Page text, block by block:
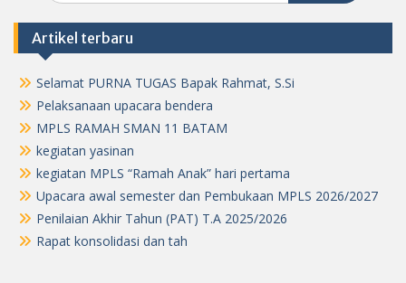
Artikel terbaru
Selamat PURNA TUGAS Bapak Rahmat, S.Si
Pelaksanaan upacara bendera
MPLS RAMAH SMAN 11 BATAM
kegiatan yasinan
kegiatan MPLS “Ramah Anak” hari pertama
Upacara awal semester dan Pembukaan MPLS 2026/2027
Penilaian Akhir Tahun (PAT) T.A 2025/2026
Rapat konsolidasi dan tah